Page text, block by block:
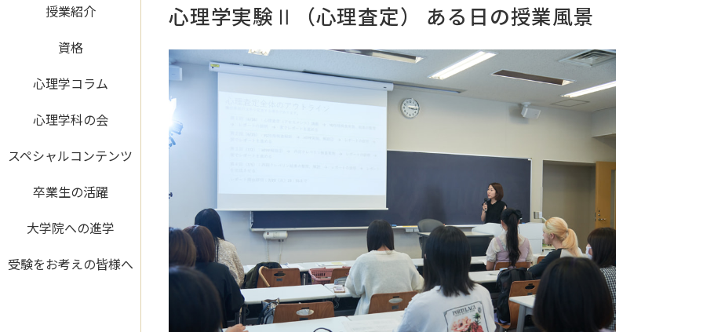
授業紹介
資格
心理学コラム
心理学科の会
スペシャルコンテンツ
卒業生の活躍
大学院への進学
受験をお考えの皆様へ
心理学実験Ⅱ（心理査定） ある日の授業風景